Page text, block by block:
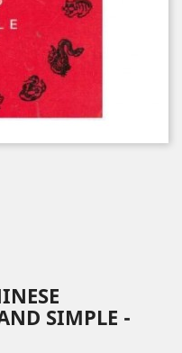
SIMPLE -